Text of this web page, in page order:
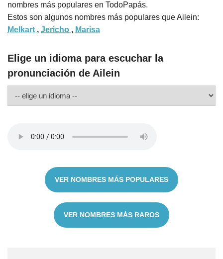
nombres más populares en TodoPapás.
Estos son algunos nombres más populares que Ailein:
Melkart , Jericho , Marisa
Elige un idioma para escuchar la
pronunciación de Ailein
VER NOMBRES MÁS POPULARES
VER NOMBRES MÁS RAROS